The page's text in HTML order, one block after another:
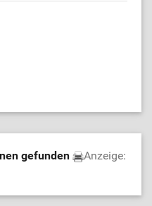
gefunden
Anzeige: